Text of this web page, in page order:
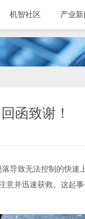
机智社区 产业
函致谢！
导致无法控制的快速
意并迅速获救。这起